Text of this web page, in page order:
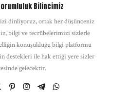
Bilincimiz
dinliyoruz, ortak her düşünceniz
bilgi ve tecrübelerimizi sizlerle
konuşulduğu bilgi platformu
destekleri ile hak ettiği yere sizler
gelecektir.